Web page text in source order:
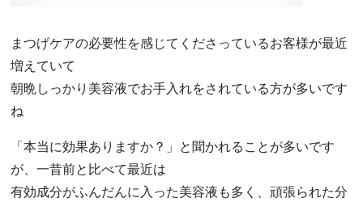
まつげケアの必要性を感じてくださっているお客様が最近
増えていて
朝晩しっかり美容液でお手入れをされている方が多いです
ね
「本当に効果ありますか？」と聞かれることが多いです
が、一昔前と比べて最近は
有効成分がふんだんに入った美容液も多く、頑張られた分